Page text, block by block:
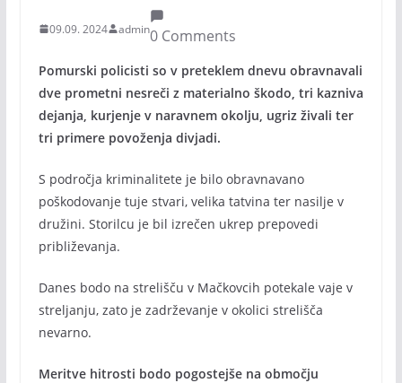
09.09. 2024 admin0 Comments
Pomurski policisti so v preteklem dnevu obravnavali
dve prometni nesreči z materialno škodo, tri kazniva
dejanja, kurjenje v naravnem okolju, ugriz živali ter
tri primere povoženja divjadi.
S področja kriminalitete je bilo obravnavano
poškodovanje tuje stvari, velika tatvina ter nasilje v
družini. Storilcu je bil izrečen ukrep prepovedi
približevanja.
Danes bodo na strelišču v Mačkovcih potekale vaje v
streljanju, zato je zadrževanje v okolici strelišča
nevarno.
Meritve hitrosti bodo pogostejše na območju